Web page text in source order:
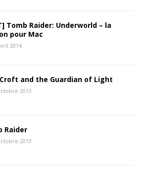
Tomb Raider: Underworld – la
pour Mac
2014
and the Guardian of Light
2013
Raider
2013